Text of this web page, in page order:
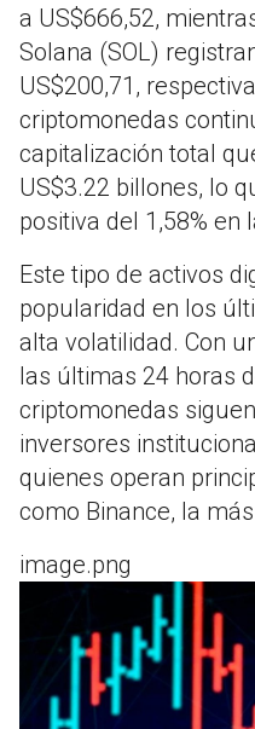
a US$666,52,
Solana (SOL)
US$200,71,
criptomonedas
capitalización total
US$3.22 billones, lo
positiva del 1,58% en
Este tipo de activos
popularidad en los
alta volatilidad. Con
las últimas 24 horas
criptomonedas
inversores
quienes operan
como Binance, la
image.png